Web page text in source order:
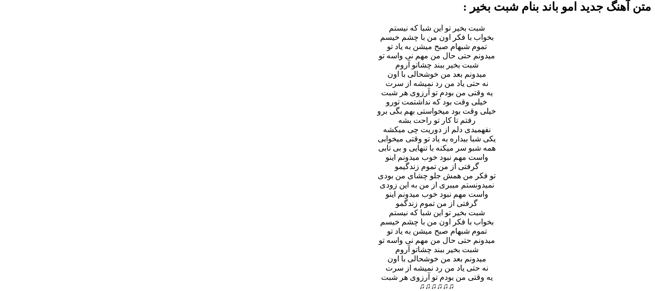
متن آهنگ جدید امو باند بنام شبت بخیر :
شبت بخیر تو این شبا که نیستم
بخواب با فکر اون من با چشم خیسم
تموم شبهام صبح میشن به یاد تو
میدونم حتى حال من مهم نى واسه تو
شبت بخیر ببند چشاتو آروم
میدونم بعد من خوشحالى با اون
نه حتى یاد من رد نمیشه از سرت
یه وقتى من بودم تو آرزوى هر شبت
خیلى وقت بود که نداشتمت تورو
خیلى وقت بود میخواستى بهم بگى برو
رفتم تا کار تو راحت بشه
نفهمیدى دلم از دوریت چى میکشه
یکى شبا بیداره به یاد تو وقتى میخوابى
همه شبو سر میکنه با تنهایى و بى تابى
واست مهم نبود خوب میدونم اینو
گرفتى از من تموم زندگیمو
تو فکر من همش جلو چشاى من بودى
نمیدونستم میبرى از من به این زودى
واست مهم نبود خوب میدونم اینو
گرفتى از من تموم زندگمو
شبت بخیر تو این شبا که نیستم
بخواب با فکر اون من با چشم خیسم
تموم شبهام صبح میشن به یاد تو
میدونم حتى حال من مهم نى واسه تو
شبت بخیر ببند چشاتو آروم
میدونم بعد من خوشحالى با اون
نه حتى یاد من رد نمیشه از سرت
یه وقتى من بودم تو آرزوى هر شبت
♫♫♫♫♫♫